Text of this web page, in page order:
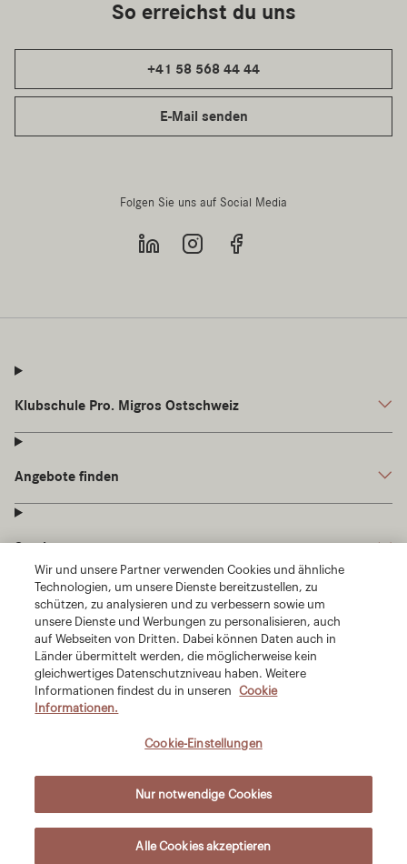
Wir und unsere Partner verwenden Cookies und ähnliche
Technologien, um unsere Dienste bereitzustellen, zu
schützen, zu analysieren und zu verbessern sowie um
unsere Dienste und Werbungen zu personalisieren, auch
auf Webseiten von Dritten. Dabei können Daten auch in
Länder übermittelt werden, die möglicherweise kein
gleichwertiges Datenschutzniveau haben. Weitere
Informationen findest du in unseren
Cookie
Informationen.
Cookie-Einstellungen
Nur notwendige Cookies
Alle Cookies akzeptieren